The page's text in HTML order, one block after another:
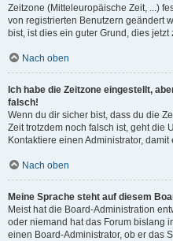
Zeitzone (Mitteleuropäische Zeit, ...)
von registrierten Benutzern geändert
bist, ist dies ein guter Grund, dies jetzt
Nach oben
Ich habe die Zeitzone eingestellt,
falsch!
Wenn du dir sicher bist, dass du die
Zeit trotzdem noch falsch ist, geht die
Kontaktiere einen Administrator,
Nach oben
Meine Sprache steht auf diesem
Meist hat die Board-Administration
oder niemand hat das Forum bislang
einen Board-Administrator, ob er das